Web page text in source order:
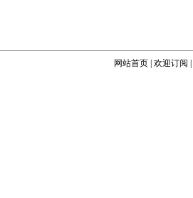
网站首页| 欢迎订阅